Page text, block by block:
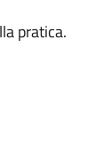
pratica.